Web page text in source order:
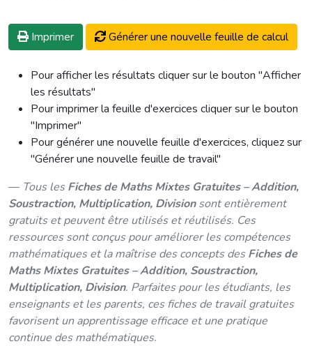
Imprimer Générer une nouvelle feuille de calcul
Pour afficher les résultats cliquer sur le bouton "Afficher
les résultats"
Pour imprimer la feuille d'exercices cliquer sur le bouton
"Imprimer"
Pour générer une nouvelle feuille d'exercices, cliquez sur
"Générer une nouvelle feuille de travail"
Tous lesFiches de Maths Mixtes Gratuites – Addition,
Soustraction, Multiplication, Divisionsont entièrement
gratuits et peuvent être utilisés et réutilisés. Ces
ressources sont conçus pour améliorer les compétences
mathématiques et la maîtrise des concepts desFiches de
Maths Mixtes Gratuites – Addition, Soustraction,
Multiplication, Division. Parfaites pour les étudiants, les
enseignants et les parents, ces fiches de travail gratuites
favorisent un apprentissage efficace et une pratique
continue des mathématiques.